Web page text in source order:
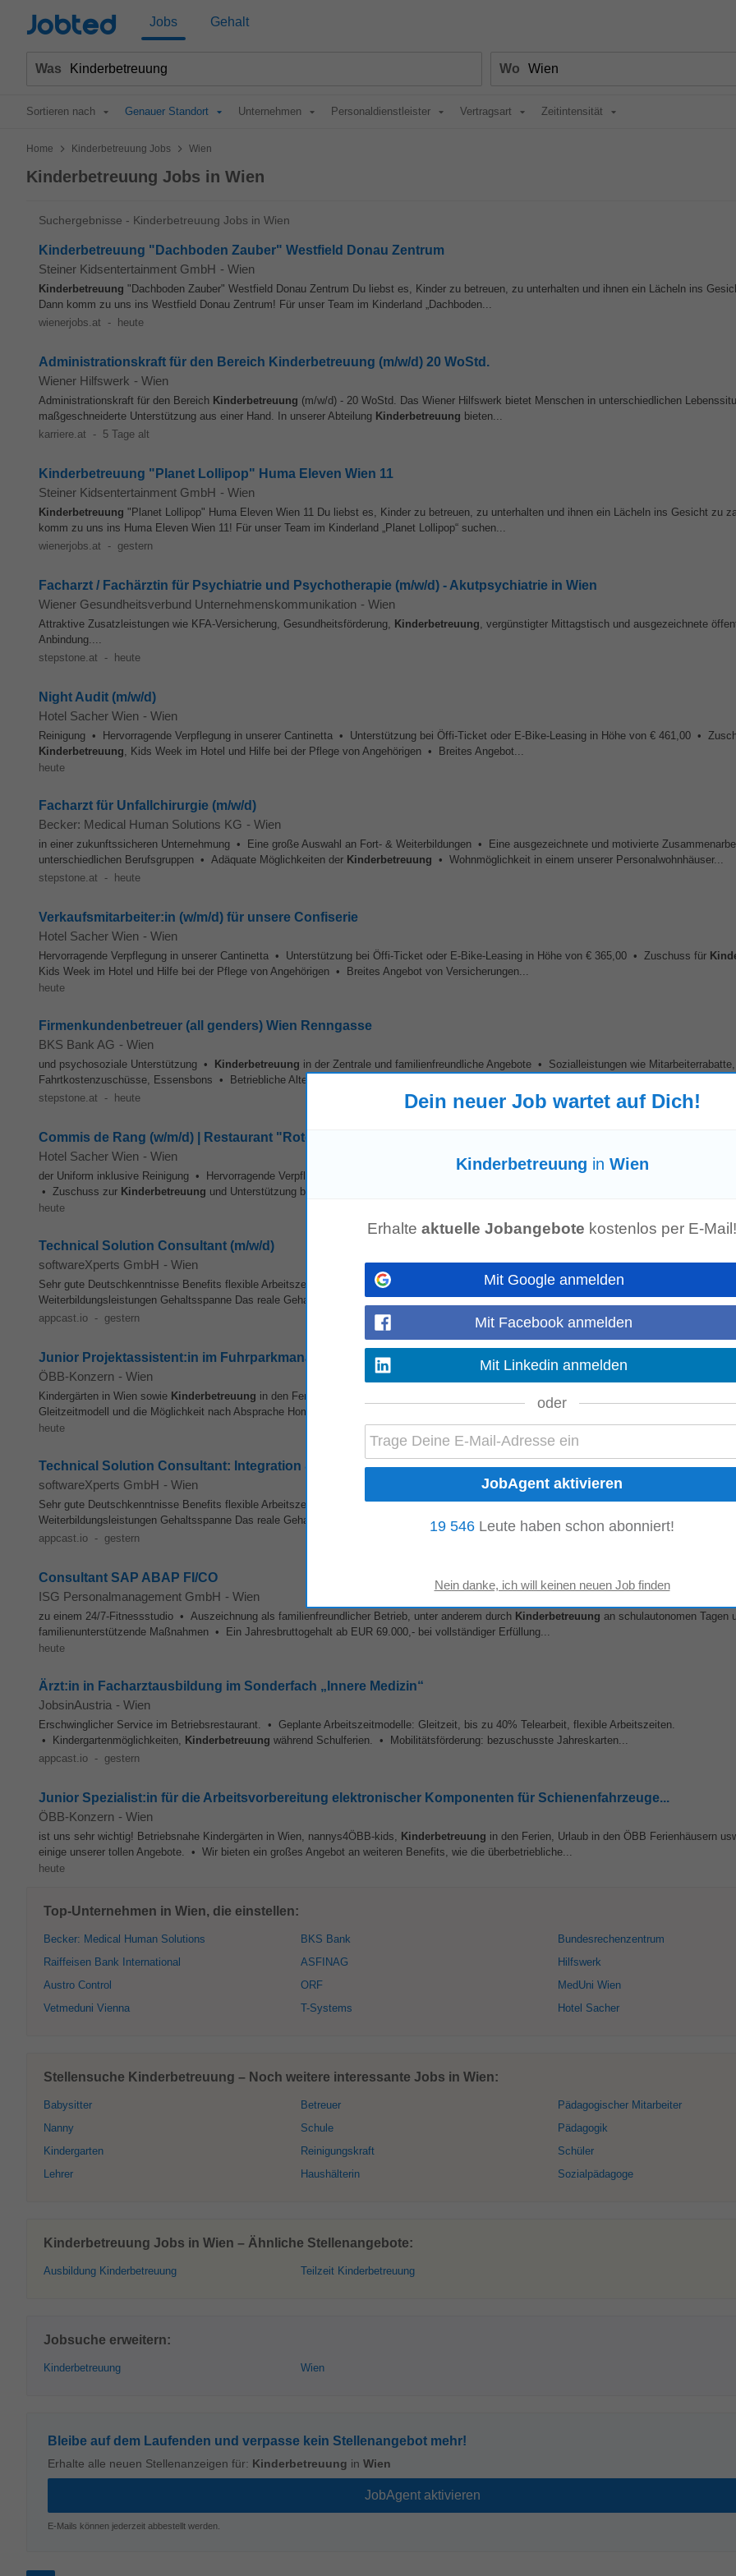
Jobted Jobs Gehalt
Was Wo
Sortieren nach Genauer Standort Unternehmen Personaldienstleister Vertragsart Zeitintensität
Home > Kinderbetreuung Jobs > Wien
Kinderbetreuung Jobs in Wien
Suchergebnisse - Kinderbetreuung Jobs in Wien
Kinderbetreuung "Dachboden Zauber" Westfield Donau Zentrum
Steiner Kidsentertainment GmbH - Wien
Kinderbetreuung "Dachboden Zauber" Westfield Donau Zentrum Du liebst es, Kinder zu betreuen, zu unterhalten und ihnen ein Lächeln ins
Dann komm zu uns ins Westfield Donau Zentrum! Für unser Team im Kinderland „Dachboden...
wienerjobs.at - heute
Administrationskraft für den Bereich Kinderbetreuung (m/w/d) 20 WoStd.
Wiener Hilfswerk - Wien
Administrationskraft für den Bereich Kinderbetreuung (m/w/d) - 20 WoStd. Das Wiener Hilfswerk bietet Menschen in unterschiedlichen
maßgeschneiderte Unterstützung aus einer Hand. In unserer Abteilung Kinderbetreuung bieten...
karriere.at - 5 Tage alt
Kinderbetreuung "Planet Lollipop" Huma Eleven Wien 11
Steiner Kidsentertainment GmbH - Wien
Kinderbetreuung "Planet Lollipop" Huma Eleven Wien 11 Du liebst es, Kinder zu betreuen, zu unterhalten und ihnen ein Lächeln ins Gesicht zu
komm zu uns ins Huma Eleven Wien 11! Für unser Team im Kinderland „Planet Lollipop“ suchen...
wienerjobs.at - gestern
Facharzt / Fachärztin für Psychiatrie und Psychotherapie (m/w/d) - Akutpsychiatrie in Wien
Wiener Gesundheitsverbund Unternehmenskommunikation - Wien
Attraktive Zusatzleistungen wie KFA-Versicherung, Gesundheitsförderung, Kinderbetreuung, vergünstigter Mittagstisch und ausgezeichnete
Anbindung....
stepstone.at - heute
Night Audit (m/w/d)
Hotel Sacher Wien - Wien
Reinigung • Hervorragende Verpflegung in unserer Cantinetta • Unterstützung bei Öffi-Ticket oder E-Bike-Leasing in Höhe von € 461,00 •
Kinderbetreuung, Kids Week im Hotel und Hilfe bei der Pflege von Angehörigen • Breites Angebot...
heute
Facharzt für Unfallchirurgie (m/w/d)
Becker: Medical Human Solutions KG - Wien
in einer zukunftssicheren Unternehmung • Eine große Auswahl an Fort- & Weiterbildungen • Eine ausgezeichnete und motivierte
unterschiedlichen Berufsgruppen • Adäquate Möglichkeiten der Kinderbetreuung • Wohnmöglichkeit in einem unserer Personalwohnhäuser...
stepstone.at - heute
Verkaufsmitarbeiter:in (w/m/d) für unsere Confiserie
Hotel Sacher Wien - Wien
Hervorragende Verpflegung in unserer Cantinetta • Unterstützung bei Öffi-Ticket oder E-Bike-Leasing in Höhe von € 365,00 • Zuschuss für
Kids Week im Hotel und Hilfe bei der Pflege von Angehörigen • Breites Angebot von Versicherungen...
heute
Firmenkundenbetreuer (all genders) Wien Renngasse
BKS Bank AG - Wien
und psychosoziale Unterstützung • Kinderbetreuung in der Zentrale und familienfreundliche Angebote • Sozialleistungen wie Mitarbeiterrabatte,
Fahrtkostenzuschüsse, Essensbons • Betriebliche Altersvorsorge und nachhaltige Arbeitsplatzgestaltung • Ein Arbeitsumfeld...
stepstone.at - heute
Commis de Rang (w/m/d) | Restaurant "Rote Bar"
Hotel Sacher Wien - Wien
der Uniform inklusive Reinigung • Hervorragende Verpflegung in unserer Cantinetta • Unterstützung bei Öffi-Ticket oder E-Bike-Leasing in Höhe
• Zuschuss zur Kinderbetreuung und Unterstützung bei Pflege für Angehörige • Breites Angebot...
heute
Technical Solution Consultant (m/w/d)
softwareXperts GmbH - Wien
Sehr gute Deutschkenntnisse Benefits flexible Arbeitszeiten Kinderbetreuung
Home-Office Essensbonus öffentliche Erreichbarkeit Bildungs- und
Weiterbildungsleistungen Gehaltsspanne Das reale Gehalt für diese Stelle beträgt 62.790€ brutto pro Jahr.Abhängig...
appcast.io - gestern
Junior Projektassistent:in im Fuhrparkmanagement (m/w/d)
ÖBB-Konzern - Wien
Kindergärten in Wien sowie Kinderbetreuung in den Ferien oder an Fenstertagen. • Wir ermöglichen flexible Freizeitgestaltung durch ein
Gleitzeitmodell und die Möglichkeit nach Absprache Home-Office zu konsumieren. • Besondere Konditionen...
heute
Technical Solution Consultant: Integration & Training Lead
softwareXperts GmbH - Wien
Sehr gute Deutschkenntnisse Benefits flexible Arbeitszeiten KinderbetreuungHome-Office Essensbonus öffentliche Erreichbarkeit Bildungs- und
Weiterbildungsleistungen Gehaltsspanne Das reale Gehalt für diese Stelle beträgt 62.790€ brutto pro Jahr.Abhängig...
appcast.io - gestern
Consultant SAP ABAP FI/CO
ISG Personalmanagement GmbH - Wien
zu einem 24/7-Fitnessstudio • Auszeichnung als familienfreundlicher Betrieb, unter anderem durch Kinderbetreuung an schulautonomen Tagen
familienunterstützende Maßnahmen • Ein Jahresbruttogehalt ab EUR 69.000,- bei vollständiger Erfüllung...
heute
Ärzt:in in Facharztausbildung im Sonderfach „Innere Medizin“
JobsinAustria - Wien
Erschwinglicher Service im Betriebsrestaurant. • Geplante Arbeitszeitmodelle: Gleitzeit, bis zu 40% Telearbeit, flexible Arbeitszeiten.
• Kindergartenmöglichkeiten, Kinderbetreuung während Schulferien. • Mobilitätsförderung: bezuschusste Jahreskarten...
appcast.io - gestern
Junior Spezialist:in für die Arbeitsvorbereitung elektronischer Komponenten für Schienenfahrzeuge...
ÖBB-Konzern - Wien
ist uns sehr wichtig! Betriebsnahe Kindergärten in Wien, nannys4ÖBB-kids, Kinderbetreuung in den Ferien, Urlaub in den ÖBB Ferienhäusern
einige unserer tollen Angebote. • Wir bieten ein großes Angebot an weiteren Benefits, wie die überbetriebliche...
heute
Top-Unternehmen in Wien, die einstellen:
Becker: Medical Human Solutions
Raiffeisen Bank International
Austro Control
Vetmeduni Vienna
BKS Bank
ASFINAG
ORF
T-Systems
Bundesrechenzentrum
Hilfswerk
MedUni Wien
Hotel Sacher
Stellensuche Kinderbetreuung – Noch weitere interessante Jobs in Wien:
Babysitter
Nanny
Kindergarten
Lehrer
Betreuer
Schule
Reinigungskraft
Haushälterin
Pädagogischer Mitarbeiter
Pädagogik
Schüler
Sozialpädagoge
Kinderbetreuung Jobs in Wien – Ähnliche Stellenangebote:
Ausbildung Kinderbetreuung Teilzeit Kinderbetreuung
Jobsuche erweitern:
Kinderbetreuung Wien
Bleibe auf dem Laufenden und verpasse kein Stellenangebot mehr!
Erhalte alle neuen Stellenanzeigen für: Kinderbetreuung in Wien
E-Mails können jederzeit abbestellt werden.
Dein neuer Job wartet auf Dich!
Kinderbetreuung in Wien
Erhalte aktuelle Jobangebote kostenlos per E-Mail!
Mit Google anmelden
Mit Facebook anmelden
Mit Linkedin anmelden
oder
19 546 Leute haben schon abonniert!